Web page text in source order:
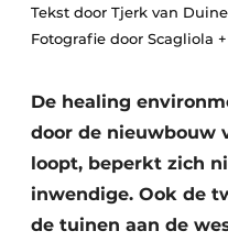
Vacature
Video’s
Laboratoria
Tekst door Tjerk van
Fotografie door Scagliola
De healing
door de nieuwbouw
loopt, beperkt zich
inwendige. Ook de
de tuinen aan de